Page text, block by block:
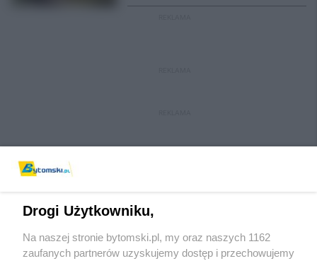
Wydawca mediów lokalnych
Drogi Użytkowniku,
Na naszej stronie bytomski.pl, my oraz naszych 1162
zaufanych partnerów uzyskujemy dostęp i przechowujemy